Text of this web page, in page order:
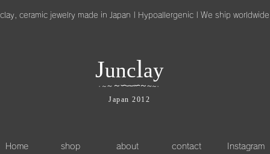
ceramic jewelry made in Japan | Hypoallergenic | We ship
Junclay
・ ～～ ～∽∽∽∽～～～・
Japan 2012
Home shop about contact Instagram